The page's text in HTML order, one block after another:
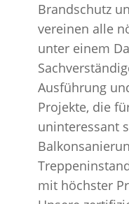
Brandschutz
vereinen alle
unter einem
Ausführung
Projekte, die
uninteressant
mit höchster